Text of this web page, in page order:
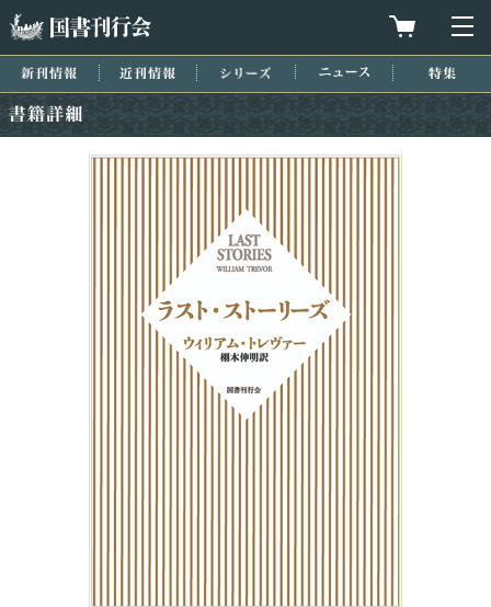
買物カゴを
新刊情報 近刊情報 シリーズ ニュース